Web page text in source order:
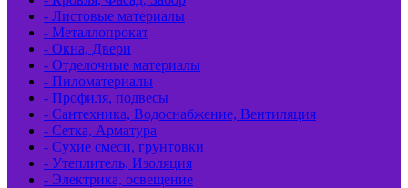
- Листовые материалы
- Металлопрокат
- Окна, Двери
- Отделочные материалы
- Пиломатериалы
- Профиля, подвесы
- Сантехника, Водоснабжение, Вентиляция
- Сетка, Арматура
- Сухие смеси, грунтовки
- Утеплитель, Изоляция
- Электрика, освещение